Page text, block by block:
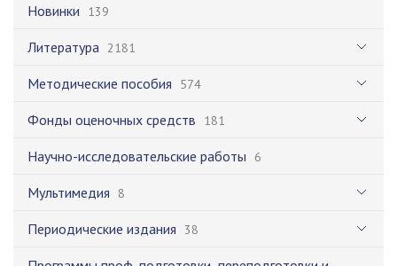
Новинки 139
Литература 2181
Методические пособия 574
Фонды оценочных средств 181
Научно-исследовательские работы 6
Мультимедия 8
Периодические издания 38